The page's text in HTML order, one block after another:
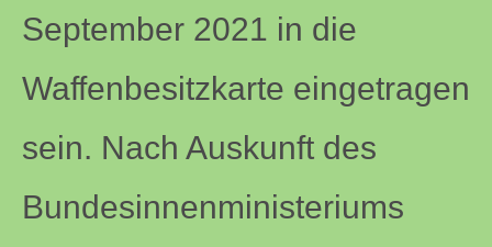
September 2021 in die
Waffenbesitzkarte eingetragen
sein. Nach Auskunft des
Bundesinnenministeriums